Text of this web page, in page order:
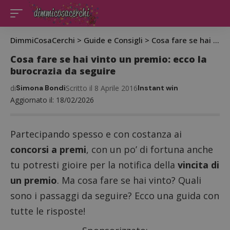
DimmiCosaCerchi > Guide e Consigli > Cosa fare se hai vinto un premio: ecco la burocrazia da seguire
Cosa fare se hai vinto un premio: ecco la
burocrazia da seguire
Aggiornato il: 18/02/2026
diSimona BondiScritto il 8 Aprile 2016Instant win
Partecipando spesso e con costanza ai
concorsi a premi, con un po’ di fortuna anche
tu potresti gioire per la notifica della vincita di
un premio. Ma cosa fare se hai vinto? Quali
sono i passaggi da seguire? Ecco una guida con
tutte le risposte!